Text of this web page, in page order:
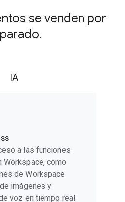
se venden por
IA
a las funciones
Workspace, como
de Workspace
imágenes y
voz en tiempo real